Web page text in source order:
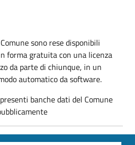
sono rese disponibili
forma gratuita con una licenza
da parte di chiunque, in un
automatico da software.
banche dati del Comune